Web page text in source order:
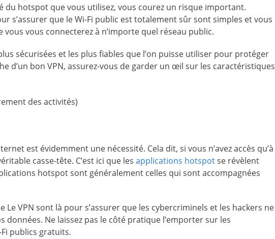
du hotspot que vous utilisez, vous courez un risque important.
s’assurer que le Wi-Fi public est totalement sûr sont simples et vous
vous connecterez à n’importe quel réseau public.
sécurisées et les plus fiables que l’on puisse utiliser pour protéger
d’un bon VPN, assurez-vous de garder un œil sur les caractéristiques
des activités)
est évidemment une nécessité. Cela dit, si vous n’avez accès qu’à
casse-tête. C’est ici que les applications hotspotse révèlent
hotspot sont généralement celles qui sont accompagnées
VPN sont là pour s’assurer que les cybercriminels et les hackers ne
données. Ne laissez pas le côté pratique l’emporter sur les
publics gratuits.